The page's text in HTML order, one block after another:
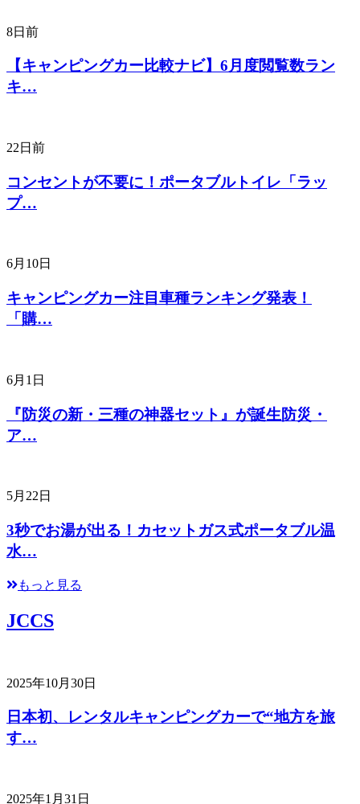
8日前
【キャンピングカー比較ナビ】6月度閲覧数ラン
キ…
22日前
コンセントが不要に！ポータブルトイレ「ラッ
プ…
6月10日
キャンピングカー注目車種ランキング発表！
「購…
6月1日
『防災の新・三種の神器セット』が誕生防災・
ア…
5月22日
3秒でお湯が出る！カセットガス式ポータブル温
水…
もっと見る
JCCS
2025年10月30日
日本初、レンタルキャンピングカーで“地方を旅
す…
2025年1月31日